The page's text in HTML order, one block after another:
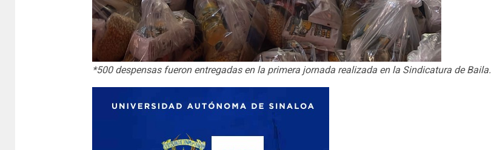
*500 despensas fueron entregadas en la primera jornada realizada en la Sindicatura de Baila.